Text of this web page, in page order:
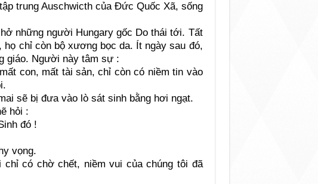
trung Auschwicth của Đức Quốc Xã, sống
những người Hungary gốc Do thái tới. Tất
chỉ còn bộ xương bọc da. Ít ngày sau đó,
giáo. Người này tâm sự :
con, mất tài sản, chỉ còn có niềm tin vào
sẽ bị đưa vào lò sát sinh bằng hơi ngạt.
hỏi :
đó !
vọng.
có chờ chết, niềm vui của chúng tôi đã